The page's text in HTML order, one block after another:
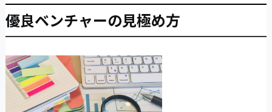
優良ベンチャーの見極め方